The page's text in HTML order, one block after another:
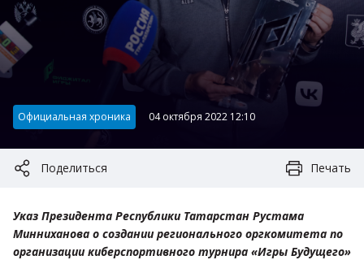
Категория:
Официальная хроника 04 октября 2022 12:10
Поделиться Печать
Указ Президента Республики Татарстан Рустама
Минниханова о создании регионального оргкомитета по
организации киберспортивного турнира «Игры Будущего»